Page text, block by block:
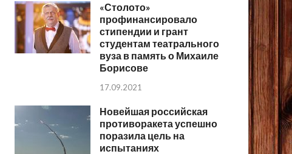
«Столото»
профинансировало
стипендии и грант
студентам театрального
вуза в память о Михаиле
Борисове
17.09.2021
Новейшая российская
противоракета успешно
поразила цель на
испытаниях